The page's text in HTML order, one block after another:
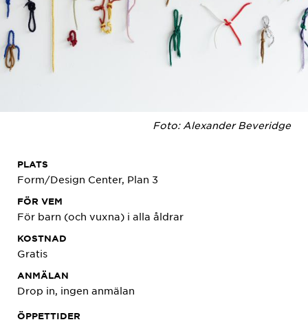
Foto: Alexander Beveridge
PLATS
Form/Design Center, Plan 3
FÖR VEM
För barn (och vuxna) i alla åldrar
KOSTNAD
Gratis
ANMÄLAN
Drop in, ingen anmälan
ÖPPETTIDER